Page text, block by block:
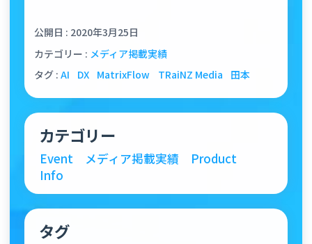
公開日 : 2020年3月25日
カテゴリー : メディア掲載実績
タグ : AI DX MatrixFlow TRaiNZ Media 田本
カテゴリー
Event メディア掲載実績
Product
Info
タグ